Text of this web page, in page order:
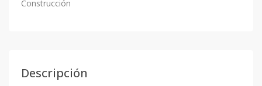
Construcción
Descripción